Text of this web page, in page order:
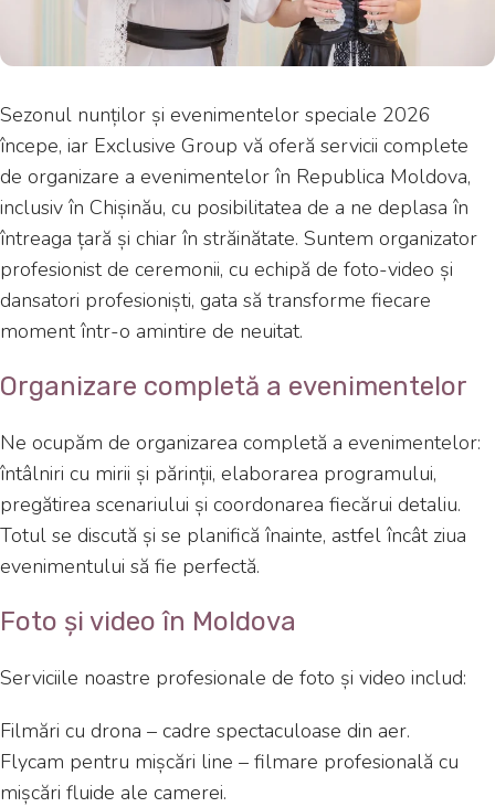
Sezonul nunților și evenimentelor speciale 2026
începe, iar Exclusive Group vă oferă servicii complete
de organizare a evenimentelor în Republica Moldova,
inclusiv în Chișinău, cu posibilitatea de a ne deplasa în
întreaga țară și chiar în străinătate. Suntem organizator
profesionist de ceremonii, cu echipă de foto-video și
dansatori profesioniști, gata să transforme fiecare
moment într-o amintire de neuitat.
Organizare completă a evenimentelor
Ne ocupăm de organizarea completă a evenimentelor:
întâlniri cu mirii și părinții, elaborarea programului,
pregătirea scenariului și coordonarea fiecărui detaliu.
Totul se discută și se planifică înainte, astfel încât ziua
evenimentului să fie perfectă.
Foto și video în Moldova
Serviciile noastre profesionale de foto și video includ:
Filmări cu drona – cadre spectaculoase din aer.
Flycam pentru mișcări line – filmare profesională cu
mișcări fluide ale camerei.